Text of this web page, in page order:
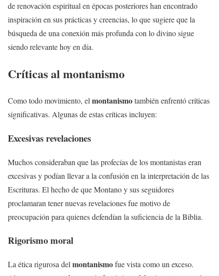
de renovación espiritual en épocas posteriores han encontrado
inspiración en sus prácticas y creencias, lo que sugiere que la
búsqueda de una conexión más profunda con lo divino sigue
siendo relevante hoy en día.
Críticas al montanismo
Como todo movimiento, elmontanismotambién enfrentó críticas
significativas. Algunas de estas críticas incluyen:
Excesivas revelaciones
Muchos consideraban que las profecías de los montanistas eran
excesivas y podían llevar a la confusión en la interpretación de las
Escrituras. El hecho de que Montano y sus seguidores
proclamaran tener nuevas revelaciones fue motivo de
preocupación para quienes defendían la suficiencia de la Biblia.
Rigorismo moral
La ética rigurosa del montanismofue vista como un exceso.